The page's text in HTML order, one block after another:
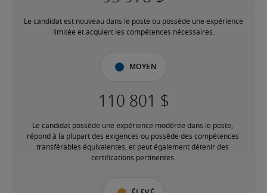
Le candidat est nouveau dans le poste ou possède une expérience
limitée et acquiert les compétences nécessaires.
Moyen
Le candidat possède une expérience modérée dans le poste,
répond à la plupart des exigences ou possède des compétences
transférables équivalentes, et peut également détenir des
certifications pertinentes.